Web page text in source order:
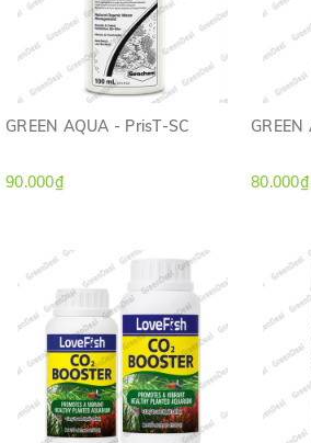
GREEN AQUA - PrisT-SC
90.000₫ 80.000₫